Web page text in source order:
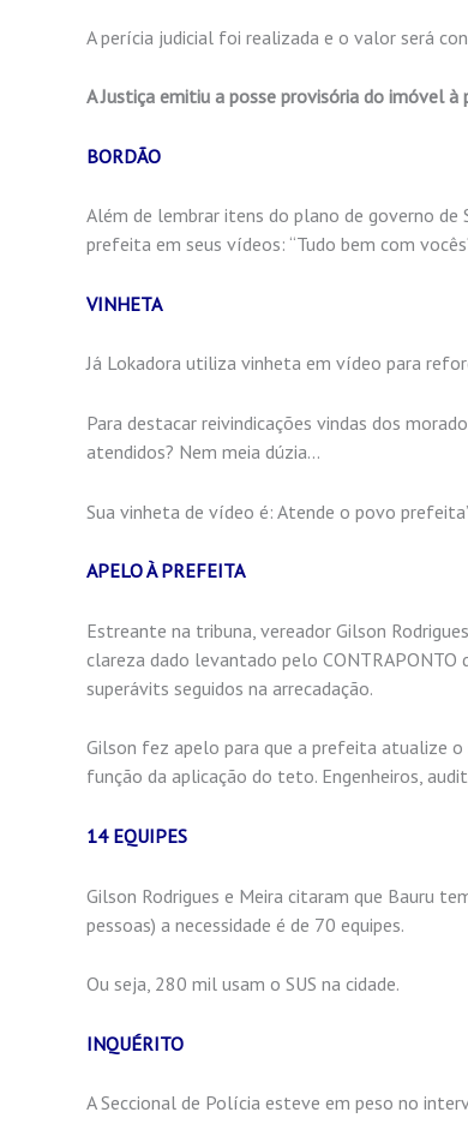
A perícia judicial foi realizada e o valor será
A Justiça emitiu a posse provisória do imóvel
BORDÃO
Além de lembrar itens do plano de governo
prefeita em seus vídeos: “Tudo bem com
VINHETA
Já Lokadora utiliza vinheta em vídeo para
Para destacar reivindicações vindas dos
atendidos? Nem meia dúzia…
Sua vinheta de vídeo é: Atende o povo
APELO À PREFEITA
Estreante na tribuna, vereador Gilson
clareza dado levantado pelo CONTRAPONTO
superávits seguidos na arrecadação.
Gilson fez apelo para que a prefeita atualize o
função da aplicação do teto. Engenheiros,
14 EQUIPES
Gilson Rodrigues e Meira citaram que Bauru
pessoas) a necessidade é de 70 equipes.
Ou seja, 280 mil usam o SUS na cidade.
INQUÉRITO
A Seccional de Polícia esteve em peso no